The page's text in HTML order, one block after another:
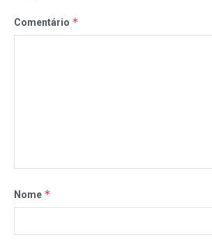
Comentário *
Nome *